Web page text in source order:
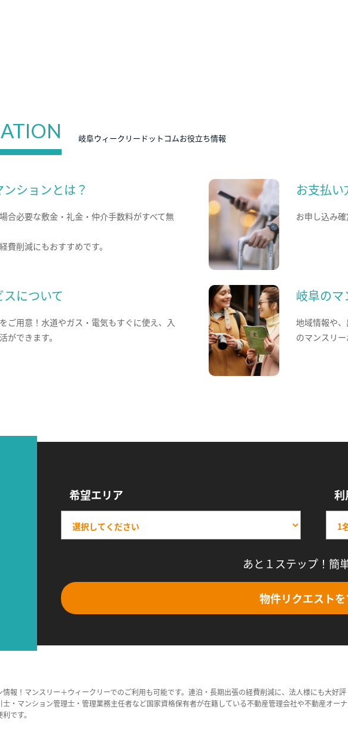
岐阜ウィークリードットコムお役立ち情報
ションとは？
合必要な敷金・礼金・仲介手数料がすべて無
費削減にもおすすめです。
お支払い
お申し込み
について
ご用意！水道やガス・電気もすぐに使え、入
ができます。
岐阜の
地域情報や
のマンスリー
希望エリア 利
あと１ステップ！簡
物件リクエストを
報！マンスリー＋ウィークリーでのご利用も可能です。連泊・長期出張の経費削減に、法人様にも大好評
・マンション管理士・管理業務主任者など国家資格保有者が在籍している不動産管理会社や不動産オー
です。